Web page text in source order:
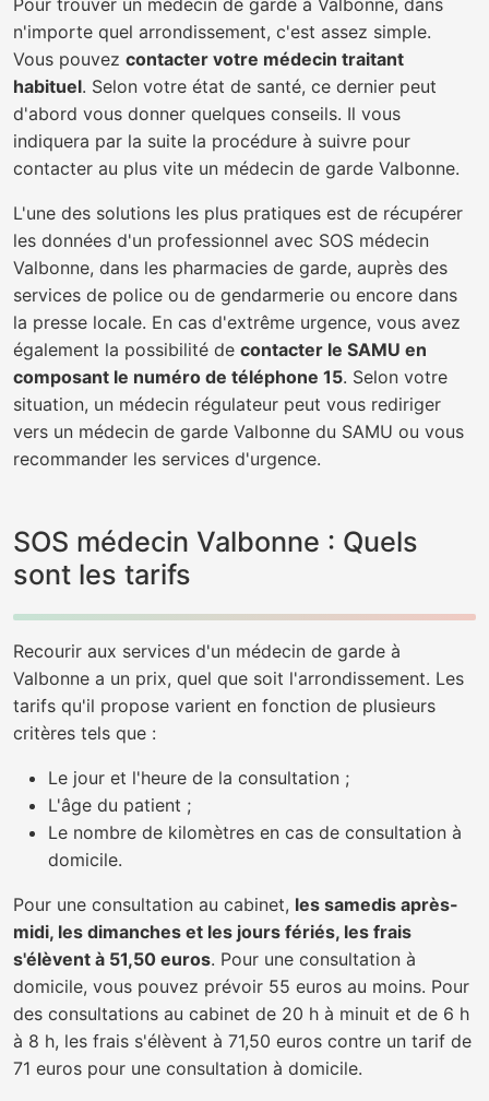
Pour trouver un médecin de garde à Valbonne, dans
n'importe quel arrondissement, c'est assez simple.
Vous pouvez contacter votre médecin traitant
habituel. Selon votre état de santé, ce dernier peut
d'abord vous donner quelques conseils. Il vous
indiquera par la suite la procédure à suivre pour
contacter au plus vite un médecin de garde Valbonne.
L'une des solutions les plus pratiques est de récupérer
les données d'un professionnel avec SOS médecin
Valbonne, dans les pharmacies de garde, auprès des
services de police ou de gendarmerie ou encore dans
la presse locale. En cas d'extrême urgence, vous avez
également la possibilité de contacter le SAMU en
composant le numéro de téléphone 15. Selon votre
situation, un médecin régulateur peut vous rediriger
vers un médecin de garde Valbonne du SAMU ou vous
recommander les services d'urgence.
SOS médecin Valbonne : Quels
sont les tarifs
Recourir aux services d'un médecin de garde à
Valbonne a un prix, quel que soit l'arrondissement. Les
tarifs qu'il propose varient en fonction de plusieurs
critères tels que :
Le jour et l'heure de la consultation ;
L'âge du patient ;
Le nombre de kilomètres en cas de consultation à
domicile.
Pour une consultation au cabinet, les samedis après-
midi, les dimanches et les jours fériés, les frais
s'élèvent à 51,50 euros. Pour une consultation à
domicile, vous pouvez prévoir 55 euros au moins. Pour
des consultations au cabinet de 20 h à minuit et de 6 h
à 8 h, les frais s'élèvent à 71,50 euros contre un tarif de
71 euros pour une consultation à domicile.